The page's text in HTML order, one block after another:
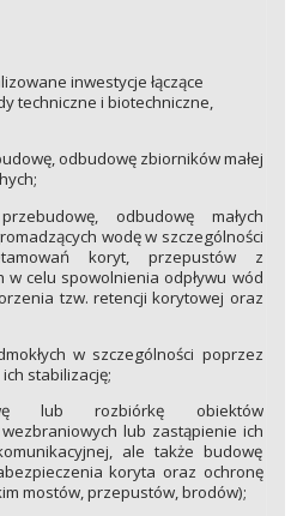
inwestycje łączące
techniczne i biotechniczne,
odbudowę zbiorników małej
odbudowę małych
wodę w szczególności
koryt, przepustów z
celu spowolnienia odpływu wód
tzw. retencji korytowej oraz
w szczególności poprzez
stabilizację;
lub rozbiórkę obiektów
lub zastąpienie ich
ale także budowę
koryta oraz ochronę
mostów, przepustów, brodów);